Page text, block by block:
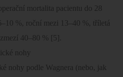
mortalita pacientu do 28
%, roční mezi 13–40 %, tříletá
40–80 % [5].
nohy
nohy podle Wagnera (nebo, jak